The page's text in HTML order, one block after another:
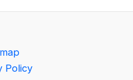
Policy